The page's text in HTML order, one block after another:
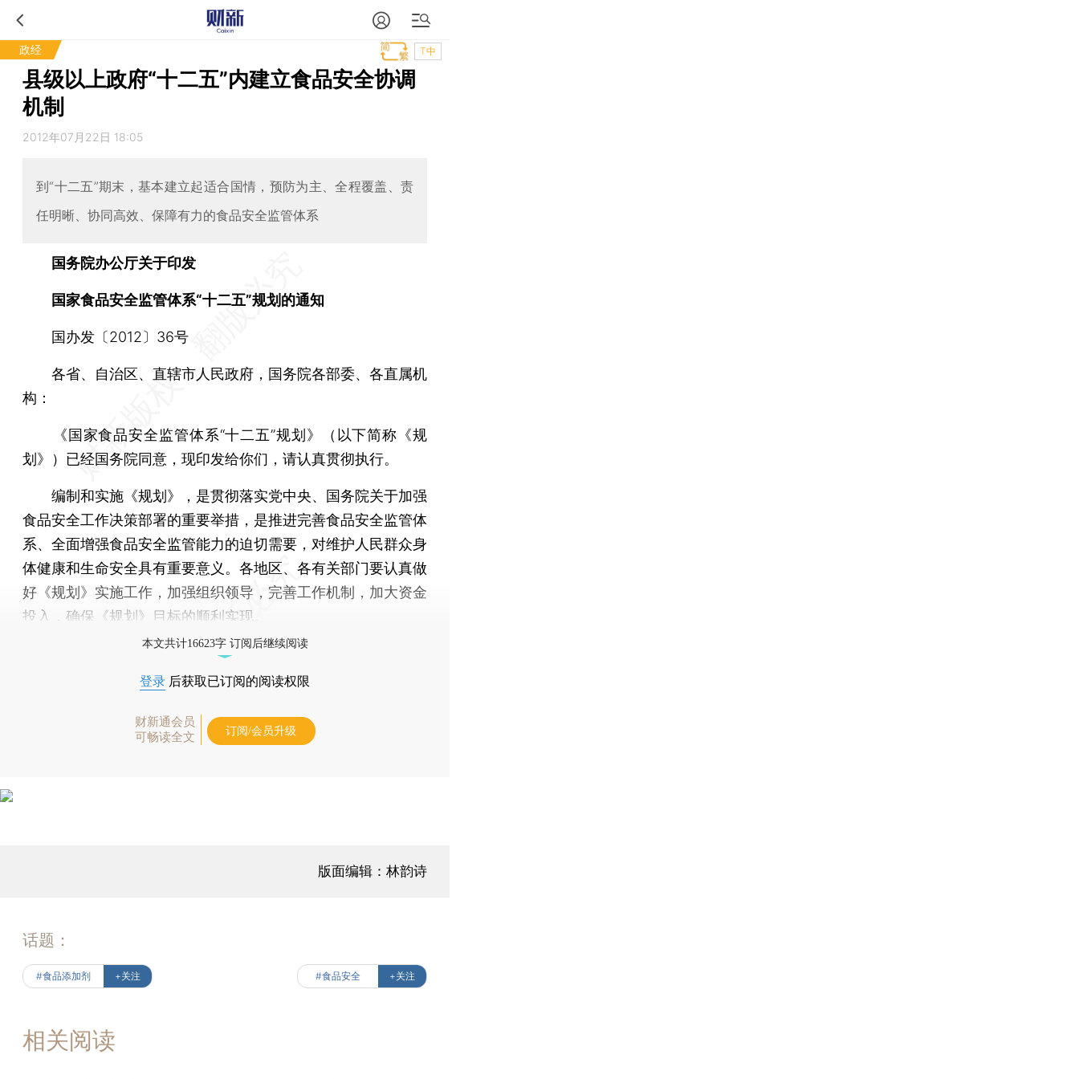
政经 T中
县级以上政府“十二五”内建立食品安全协调
机制
2012年07月22日 18:05
到“十二五”期末，基本建立起适合国情，预防为主、全程覆盖、责
任明晰、协同高效、保障有力的食品安全监管体系
国务院办公厅关于印发
国家食品安全监管体系“十二五”规划的通知
国办发〔2012〕36号
各省、自治区、直辖市人民政府，国务院各部委、各直属机
构：
《国家食品安全监管体系“十二五”规划》（以下简称《规
划》）已经国务院同意，现印发给你们，请认真贯彻执行。
编制和实施《规划》，是贯彻落实党中央、国务院关于加强
食品安全工作决策部署的重要举措，是推进完善食品安全监管体
系、全面增强食品安全监管能力的迫切需要，对维护人民群众身
体健康和生命安全具有重要意义。各地区、各有关部门要认真做
好《规划》实施工作，加强组织领导，完善工作机制，加大资金
投入，确保《规划》目标的顺利实现。
本文共计16623字 订阅后继续阅读
登录 后获取已订阅的阅读权限
财新通会员
可畅读全文
订阅/会员升级
版面编辑：林韵诗
话题：
#食品添加剂 +关注 #食品安全 +关注
相关阅读